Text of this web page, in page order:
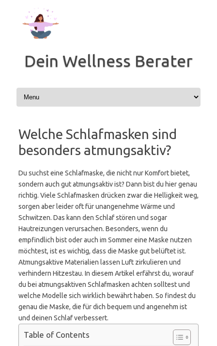
springen
Dein Wellness Berater
Welche Schlafmasken sind
besonders atmungsaktiv?
Du suchst eine Schlafmaske, die nicht nur Komfort bietet,
sondern auch gut atmungsaktiv ist? Dann bist du hier genau
richtig. Viele Schlafmasken drücken zwar die Helligkeit weg,
sorgen aber leider oft für unangenehme Wärme und
Schwitzen. Das kann den Schlaf stören und sogar
Hautreizungen verursachen. Besonders, wenn du
empfindlich bist oder auch im Sommer eine Maske nutzen
möchtest, ist es wichtig, dass die Maske gut belüftet ist.
Atmungsaktive Materialien lassen Luft zirkulieren und
verhindern Hitzestau. In diesem Artikel erfährst du, worauf
du bei atmungsaktiven Schlafmasken achten solltest und
welche Modelle sich wirklich bewährt haben. So findest du
genau die Maske, die für dich bequem und angenehm ist
und deinen Schlaf verbessert.
Table of Contents